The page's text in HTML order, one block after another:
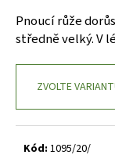
Pnoucí růže
středně velký. V
ZVOLTE
Kód: 1095/20/
o
p
o